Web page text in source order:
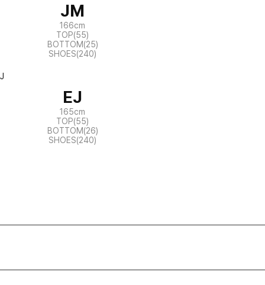
JM
166cm
TOP(55)
BOTTOM(25)
SHOES(240)
EJ
165cm
TOP(55)
BOTTOM(26)
SHOES(240)